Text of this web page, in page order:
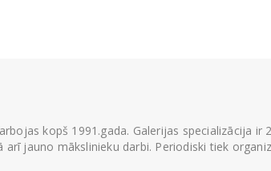
kopš 1991.gada. Galerijas specializācija ir
jauno mākslinieku darbi. Periodiski tiek